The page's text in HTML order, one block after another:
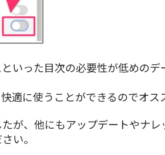
いった目次の必要性が低めの
適に使うことができるのでオス
が、他にもアップデートやナ
い。